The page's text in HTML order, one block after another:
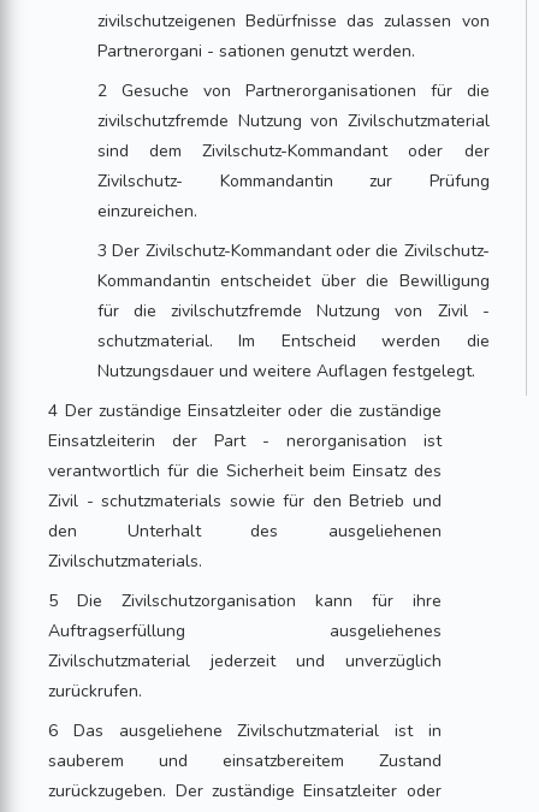
zivilschutzeigenen Bedürfnisse das zulassen von
Partnerorgani - sationen genutzt werden.
2 Gesuche von Partnerorganisationen für die
zivilschutzfremde Nutzung von Zivilschutzmaterial
sind dem Zivilschutz-Kommandant oder der
Zivilschutz- Kommandantin zur Prüfung
einzureichen.
3 Der Zivilschutz-Kommandant oder die Zivilschutz-
Kommandantin entscheidet über die Bewilligung
für die zivilschutzfremde Nutzung von Zivil -
schutzmaterial. Im Entscheid werden die
Nutzungsdauer und weitere Auflagen festgelegt.
4 Der zuständige Einsatzleiter oder die zuständige
Einsatzleiterin der Part - nerorganisation ist
verantwortlich für die Sicherheit beim Einsatz des
Zivil - schutzmaterials sowie für den Betrieb und
den Unterhalt des ausgeliehenen
Zivilschutzmaterials.
5 Die Zivilschutzorganisation kann für ihre
Auftragserfüllung ausgeliehenes
Zivilschutzmaterial jederzeit und unverzüglich
zurückrufen.
6 Das ausgeliehene Zivilschutzmaterial ist in
sauberem und einsatzbereitem Zustand
zurückzugeben. Der zuständige Einsatzleiter oder